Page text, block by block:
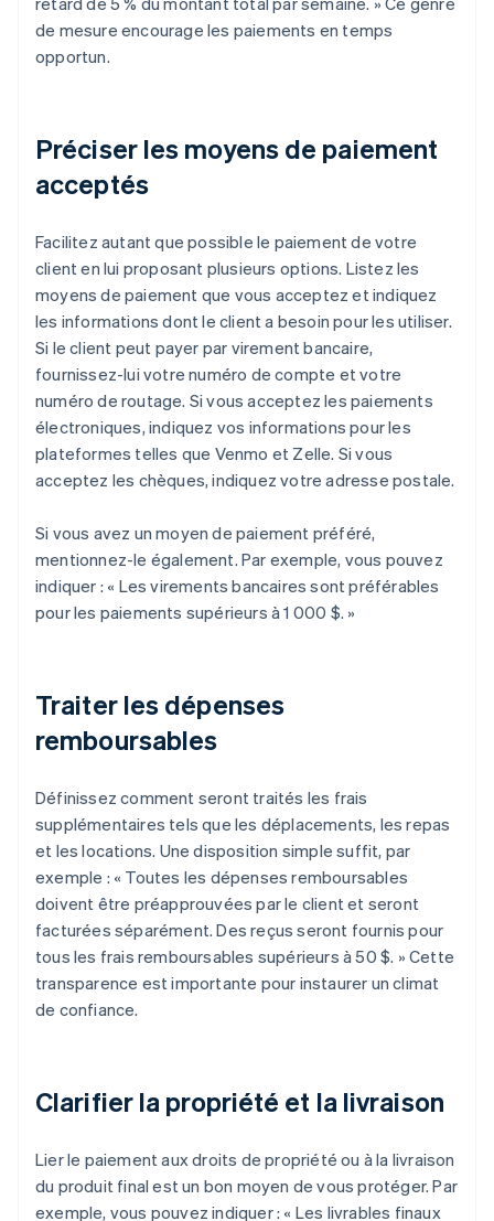
de mesure encourage les paiements en temps
opportun.
Préciser les moyens de paiement
acceptés
Facilitez autant que possible le paiement de votre
client en lui proposant plusieurs options. Listez les
moyens de paiement que vous acceptez et indiquez
les informations dont le client a besoin pour les utiliser.
Si le client peut payer par virement bancaire,
fournissez-lui votre numéro de compte et votre
numéro de routage. Si vous acceptez les paiements
électroniques, indiquez vos informations pour les
plateformes telles que Venmo et Zelle. Si vous
acceptez les chèques, indiquez votre adresse postale.
Si vous avez un moyen de paiement préféré,
mentionnez-le également. Par exemple, vous pouvez
indiquer : « Les virements bancaires sont préférables
pour les paiements supérieurs à 1 000 $. »
Traiter les dépenses
remboursables
Définissez comment seront traités les frais
supplémentaires tels que les déplacements, les repas
et les locations. Une disposition simple suffit, par
exemple : « Toutes les dépenses remboursables
doivent être préapprouvées par le client et seront
facturées séparément. Des reçus seront fournis pour
tous les frais remboursables supérieurs à 50 $. » Cette
transparence est importante pour instaurer un climat
de confiance.
Clarifier la propriété et la livraison
Lier le paiement aux droits de propriété ou à la livraison
du produit final est un bon moyen de vous protéger. Par
exemple, vous pouvez indiquer : « Les livrables finaux